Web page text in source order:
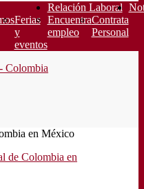
Ferias
y
eventos
Relación Laboral
Encuentra
empleo
Contrata
Personal
Colombia
en México